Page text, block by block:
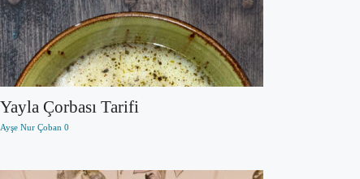
Yayla Çorbası Tarifi
Ayşe Nur Çoban 0